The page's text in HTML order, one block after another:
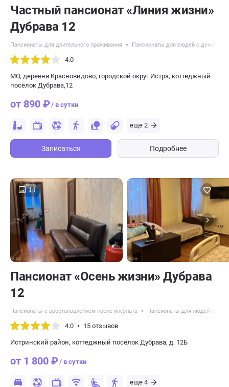
Частный пансионат «Линия жизни»
Дубрава 12
Пансионаты для длительного проживания Пансионаты для людей с
4.0
МО, деревня Красновидово, городской округ Истра, коттеджный
посёлок Дубрава,12
от 890 ₽/ в сутки
еще 2
Записаться Подробнее
11
Пансионат «Осень жизни» Дубрава
12
Пансионаты с восстановлением после инсульта Пансионаты для людей с
4.0 15 отзывов
Истринский район, коттеджный посёлок Дубрава, д. 12Б
от 1 800 ₽/ в сутки
еще 4